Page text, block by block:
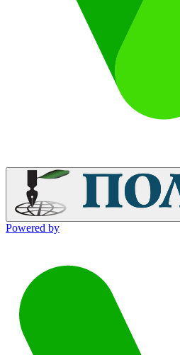
Powered by